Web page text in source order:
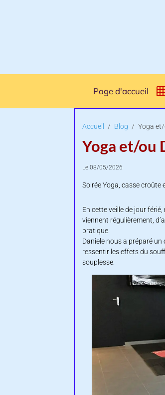
Page d'accueil
Accueil Blog Yoga
Yoga et/ou
Le 08/05/2026
Soirée Yoga, casse croûte
En cette veille de jour
viennent régulièrement,
pratique.
Daniele nous a préparé
ressentir les effets du
souplesse.